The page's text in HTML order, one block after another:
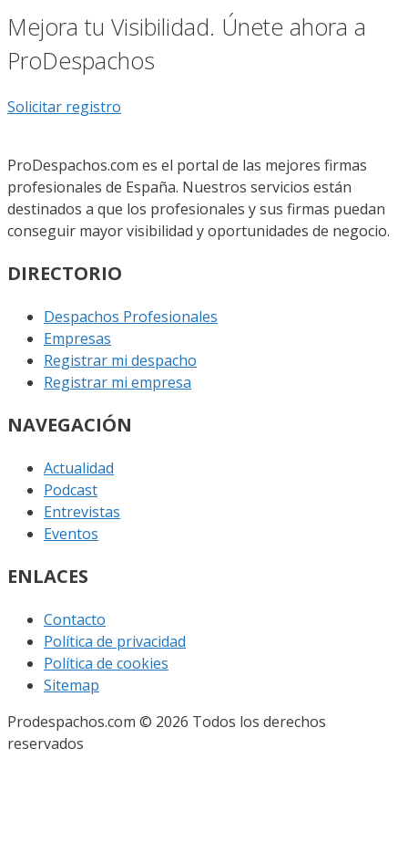
Mejora tu Visibilidad. Únete ahora a
ProDespachos
Solicitar registro
ProDespachos.com es el portal de las mejores firmas
profesionales de España. Nuestros servicios están
destinados a que los profesionales y sus firmas puedan
conseguir mayor visibilidad y oportunidades de negocio.
DIRECTORIO
Despachos Profesionales
Empresas
Registrar mi despacho
Registrar mi empresa
NAVEGACIÓN
Actualidad
Podcast
Entrevistas
Eventos
ENLACES
Contacto
Política de privacidad
Política de cookies
Sitemap
Prodespachos.com © 2026 Todos los derechos
reservados